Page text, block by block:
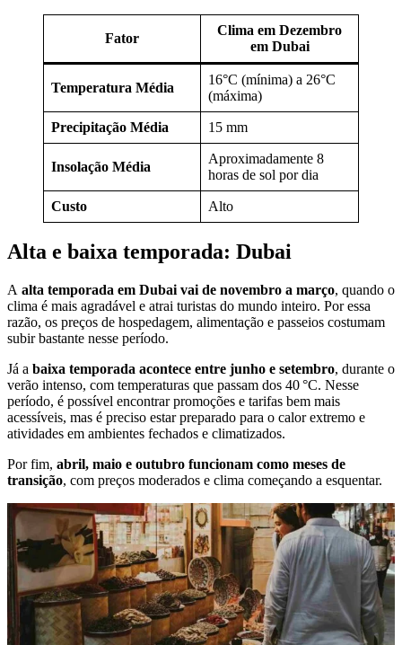
Fator
Clima em Dezembro
em Dubai
Temperatura Média
16°C (mínima) a 26°C
(máxima)
Precipitação Média 15 mm
Insolação Média
Aproximadamente 8
horas de sol por dia
Custo Alto
Alta e baixa temporada: Dubai
A alta temporada em Dubai vai de novembro a março, quando o
clima é mais agradável e atrai turistas do mundo inteiro. Por essa
razão, os preços de hospedagem, alimentação e passeios costumam
subir bastante nesse período.
Já a baixa temporada acontece entre junho e setembro, durante o
verão intenso, com temperaturas que passam dos 40 °C. Nesse
período, é possível encontrar promoções e tarifas bem mais
acessíveis, mas é preciso estar preparado para o calor extremo e
atividades em ambientes fechados e climatizados.
Por fim, abril, maio e outubro funcionam como meses de
transição, com preços moderados e clima começando a esquentar.